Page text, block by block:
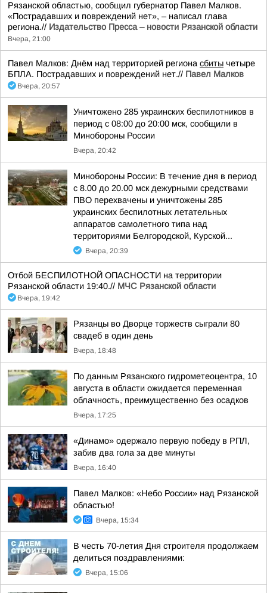
Рязанской областью, сообщил губернатор Павел Малков.
«Пострадавших и повреждений нет», – написал глава
региона.// Издательство Пресса – новости Рязанской области
Вчера, 21:00
Павел Малков: Днём над территорией региона сбиты четыре
БПЛА. Пострадавших и повреждений нет.// Павел Малков
Вчера, 20:57
Уничтожено 285 украинских беспилотников в
период с 08:00 до 20:00 мск, сообщили в
Минобороны России
Вчера, 20:42
Минобороны России: В течение дня в период
с 8.00 до 20.00 мск дежурными средствами
ПВО перехвачены и уничтожены 285
украинских беспилотных летательных
аппаратов самолетного типа над
территориями Белгородской, Курской...
Вчера, 20:39
Отбой БЕСПИЛОТНОЙ ОПАСНОСТИ на территории
Рязанской области 19:40.// МЧС Рязанской области
Вчера, 19:42
Рязанцы во Дворце торжеств сыграли 80
свадеб в один день
Вчера, 18:48
По данным Рязанского гидрометеоцентра, 10
августа в области ожидается переменная
облачность, преимущественно без осадков
Вчера, 17:25
«Динамо» одержало первую победу в РПЛ,
забив два гола за две минуты
Вчера, 16:40
Павел Малков: «Небо России» над Рязанской
областью!
Вчера, 15:34
В честь 70-летия Дня строителя продолжаем
делиться поздравлениями:
Вчера, 15:06